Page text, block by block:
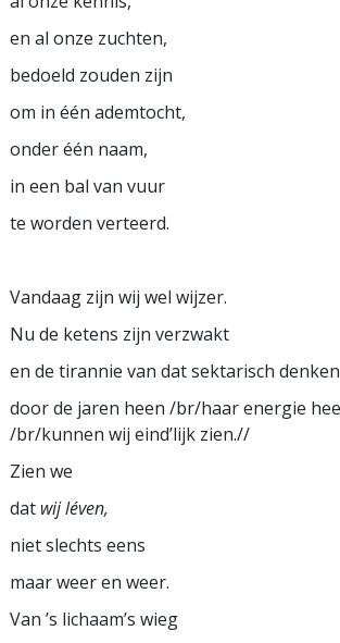
en al onze zuchten,
bedoeld zouden zijn
om in één ademtocht,
onder één naam,
in een bal van vuur
te worden verteerd.
Vandaag zijn wij wel wijzer.
Nu de ketens zijn verzwakt
en de tirannie van dat sektarisch denken
door de jaren heen /br/haar energie
/br/kunnen wij eind’lijk zien.//
Zien we
dat wij léven,
niet slechts eens
maar weer en weer.
Van ’s lichaam’s wieg